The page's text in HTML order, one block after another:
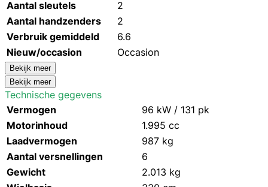
Aantal sleutels
2
Aantal handzenders
2
Verbruik gemiddeld
6.6
Nieuw/occasion
Occasion
Bekijk meer
Bekijk meer
Technische gegevens
Vermogen
96 kW / 131 pk
Motorinhoud
1.995 cc
Laadvermogen
987 kg
Aantal versnellingen
6
Gewicht
2.013 kg